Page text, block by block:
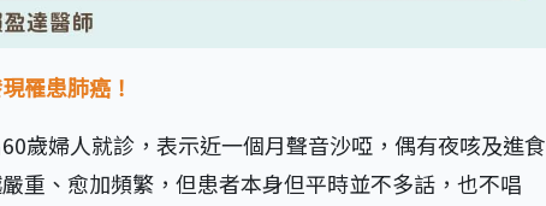
罹患肺癌！
歲婦人就診，表示近一個月聲音沙啞，偶有夜咳及進食
重、愈加頻繁，但患者本身但平時並不多話，也不唱